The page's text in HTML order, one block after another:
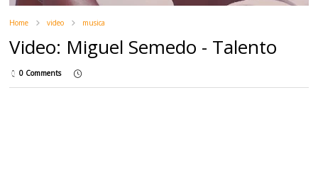
Home video musica
Video: Miguel Semedo - Talento
0 Comments